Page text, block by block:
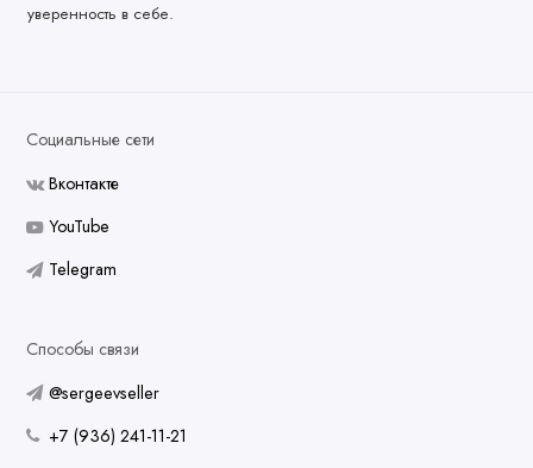
уверенность в себе.
Социальные сети
Вконтакте
YouTube
Telegram
Способы связи
@sergeevseller
+7 (936) 241-11-21